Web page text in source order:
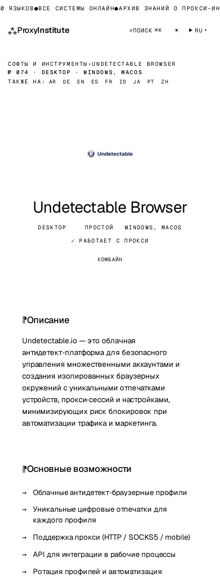
ЯЗЫКОВ●ВСЕ СИСТЕМЫ ОНЛАЙН●АРХИВ ЗНАНИЙ О ПРОКСИ-
⁂ProxyInstitute ⌕ПОИСК ⌘K ☀ RU
СОФТЫ И ИНСТРУМЕНТЫ ›UNDETECTABLE BROWSER
№ 074 · DESKTOP · WINDOWS, MACOS
ТАКЖЕ НА:
AR DE EN ES FR ID JA PT ZH
Undetectable Browser
DESKTOP ПРОСТОЙ
WINDOWS, MACOS
✓ РАБОТАЕТ С ПРОКСИ
КОМБАЙН
Описание
Undetectable.io — это облачная
антидетект‑платформа для безопасного
управления множественными аккаунтами и
создания изолированных браузерных
окружений с уникальными отпечатками
устройств, прокси‑сессий и настройками,
минимизирующих риск блокировок при
автоматизации трафика и маркетинга.
Основные возможности
Облачные антидетект‑браузерные профили
Уникальные цифровые отпечатки для
каждого профиля
Поддержка прокси (HTTP / SOCKS5 / mobile)
API для интеграции в рабочие процессы
Ротация профилей и автоматизация